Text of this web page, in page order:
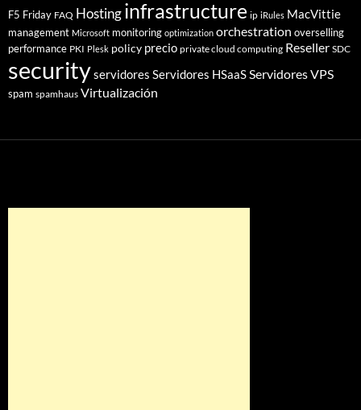
F5 Friday FAQ Hostinginfrastructure ip iRules MacVittie
management Microsoft monitoring optimization orchestration overselling
performance PKI Plesk policy precio private cloud computing Reseller SDC
securityservidores Servidores HSaaSServidores VPS
spam spamhaus Virtualización